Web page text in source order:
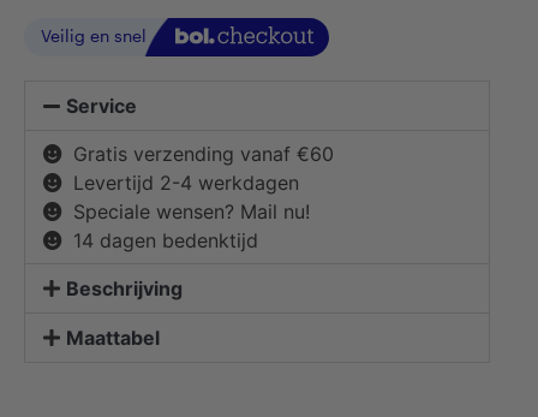
Service
Gratis verzending vanaf €60
Levertijd 2-4 werkdagen
Speciale wensen? Mail nu!
14 dagen bedenktijd
Beschrijving
Maattabel